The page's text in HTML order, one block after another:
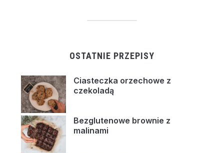
OSTATNIE PRZEPISY
Ciasteczka orzechowe z
czekoladą
Bezglutenowe brownie z
malinami